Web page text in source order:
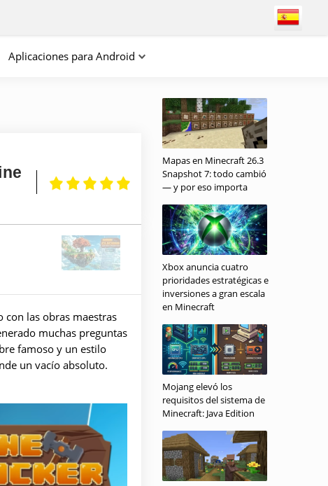
Aplicaciones para Android
con las obras maestras
muchas preguntas
famoso y un estilo
un vacío absoluto.
Mapas en Minecraft 26.3
Snapshot 7: todo cambió
— y por eso importa
Xbox anuncia cuatro
prioridades estratégicas e
inversiones a gran escala
en Minecraft
Mojang elevó los
requisitos del sistema de
Minecraft: Java Edition